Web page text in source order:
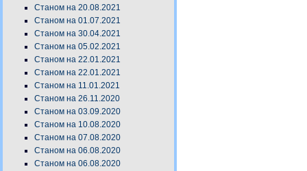
Станом на 20.08.2021
Станом на 01.07.2021
Станом на 30.04.2021
Станом на 05.02.2021
Станом на 22.01.2021
Станом на 22.01.2021
Станом на 11.01.2021
Станом на 26.11.2020
Станом на 03.09.2020
Станом на 10.08.2020
Станом на 07.08.2020
Станом на 06.08.2020
Станом на 06.08.2020